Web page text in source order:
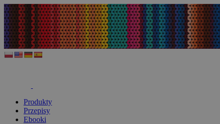
Produkty
Przepisy
Ebooki